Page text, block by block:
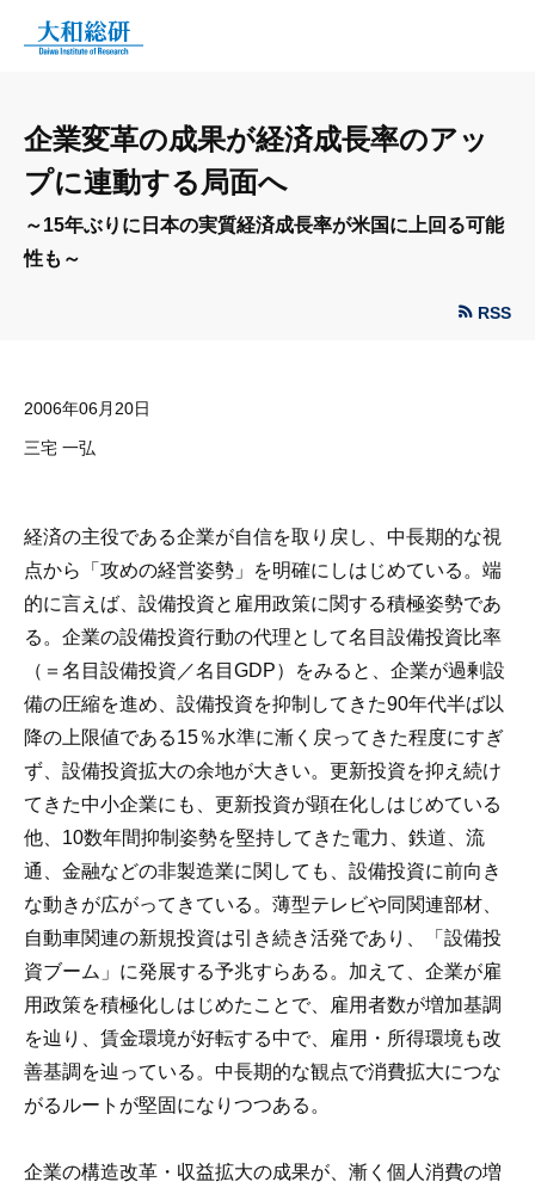
企業変革の成果が経済成長率のアッ
プに連動する局面へ
～15年ぶりに日本の実質経済成長率が米国に上回る可能
性も～
RSS
2006年06月20日
三宅 一弘
経済の主役である企業が自信を取り戻し、中長期的な視
点から「攻めの経営姿勢」を明確にしはじめている。端
的に言えば、設備投資と雇用政策に関する積極姿勢であ
る。企業の設備投資行動の代理として名目設備投資比率
（＝名目設備投資／名目GDP）をみると、企業が過剰設
備の圧縮を進め、設備投資を抑制してきた90年代半ば以
降の上限値である15％水準に漸く戻ってきた程度にすぎ
ず、設備投資拡大の余地が大きい。更新投資を抑え続け
てきた中小企業にも、更新投資が顕在化しはじめている
他、10数年間抑制姿勢を堅持してきた電力、鉄道、流
通、金融などの非製造業に関しても、設備投資に前向き
な動きが広がってきている。薄型テレビや同関連部材、
自動車関連の新規投資は引き続き活発であり、「設備投
資ブーム」に発展する予兆すらある。加えて、企業が雇
用政策を積極化しはじめたことで、雇用者数が増加基調
を辿り、賃金環境が好転する中で、雇用・所得環境も改
善基調を辿っている。中長期的な観点で消費拡大につな
がるルートが堅固になりつつある。
企業の構造改革・収益拡大の成果が、漸く個人消費の増